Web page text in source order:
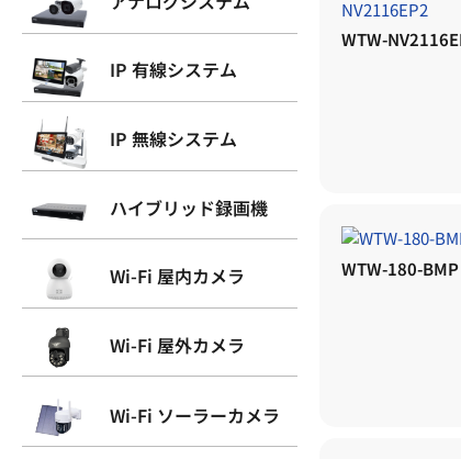
IP 有線システム
IP 無線システム
ハイブリッド録画機
Wi-Fi 屋内カメラ
Wi-Fi 屋外カメラ
Wi-Fi ソーラーカメラ
WTW-
WTW-180-BMP